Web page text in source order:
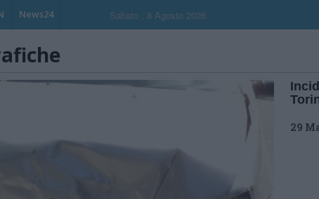
News24 Sabato , 8 Agosto 2026
29